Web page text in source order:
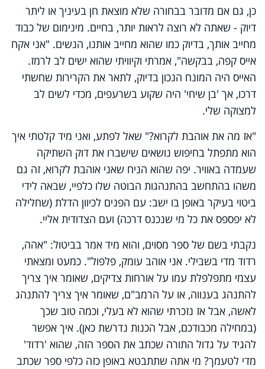
כן, גם אם מדובר בבחורה שלא מוצאת חן בעיניך או ליתר
דיוק - שאתה לא רוצה לראות יותר, בחיים. מינימום של כבוד
מחייב אותך, בדיוק כמו שהוא מחייב אותנו, הנשים. "אני אקח
אייס קפה, בבקשה", אמרתי וקיוויתי שהוא ישים לב לרמז.
האייס היה המונח הנכון בדיוק, לתאר את הקרירות שחשתי
דרכו, אך 'בן שיחי' היה שקוע בשרעפים, מכדי לשים לב
למצוקה שלי.
"אז מה את אוהבת לקרוא?" שאל לפתע, ואני מיד קלטתי איך
הוא מתפתל בחיפוש נושאים שישברו את דוק השתיקה
שעמדה באוויר. יפה שהוא הניח שאני אוהבת לקרוא, זה גם
משהו בהתחשב בהתנהגות הבוטה שלו כלפיי, שבאה לידי
ביטוי בעיקר באופן בו ישב: עם הפנים לכיוון הדלת (שחלילה
לא יפספס את כל מי שנכנס דרכה) ועם הצדודית אליי.
נקבתי בשם של ספר מסוים, והוא מיד אמר בביטול: "אהה,
רדוד מדי בשבילי. אני אוהב עומק, פלפול". כמעט ומצאתי
עצמי מתפלפלת עמו על אורחות צדיקים, שאומר איך צריך
להתנהג בענווה, או על הרמב"ם, שאומר איך צריך להתנהג
לאשה, אבל אז נזכרתי שהוא לא בעלי, וכמה טוב שכך
(במחילה מכבודכם, אבל הכנות נדרשת כאן). איך אפשר
להגיד על גדול התורה שכתב את הספר הזה, שהוא 'רדוד'
מדי לטעמך? מי אתה שתתבטא באופן כזה כלפי ספר שכתב